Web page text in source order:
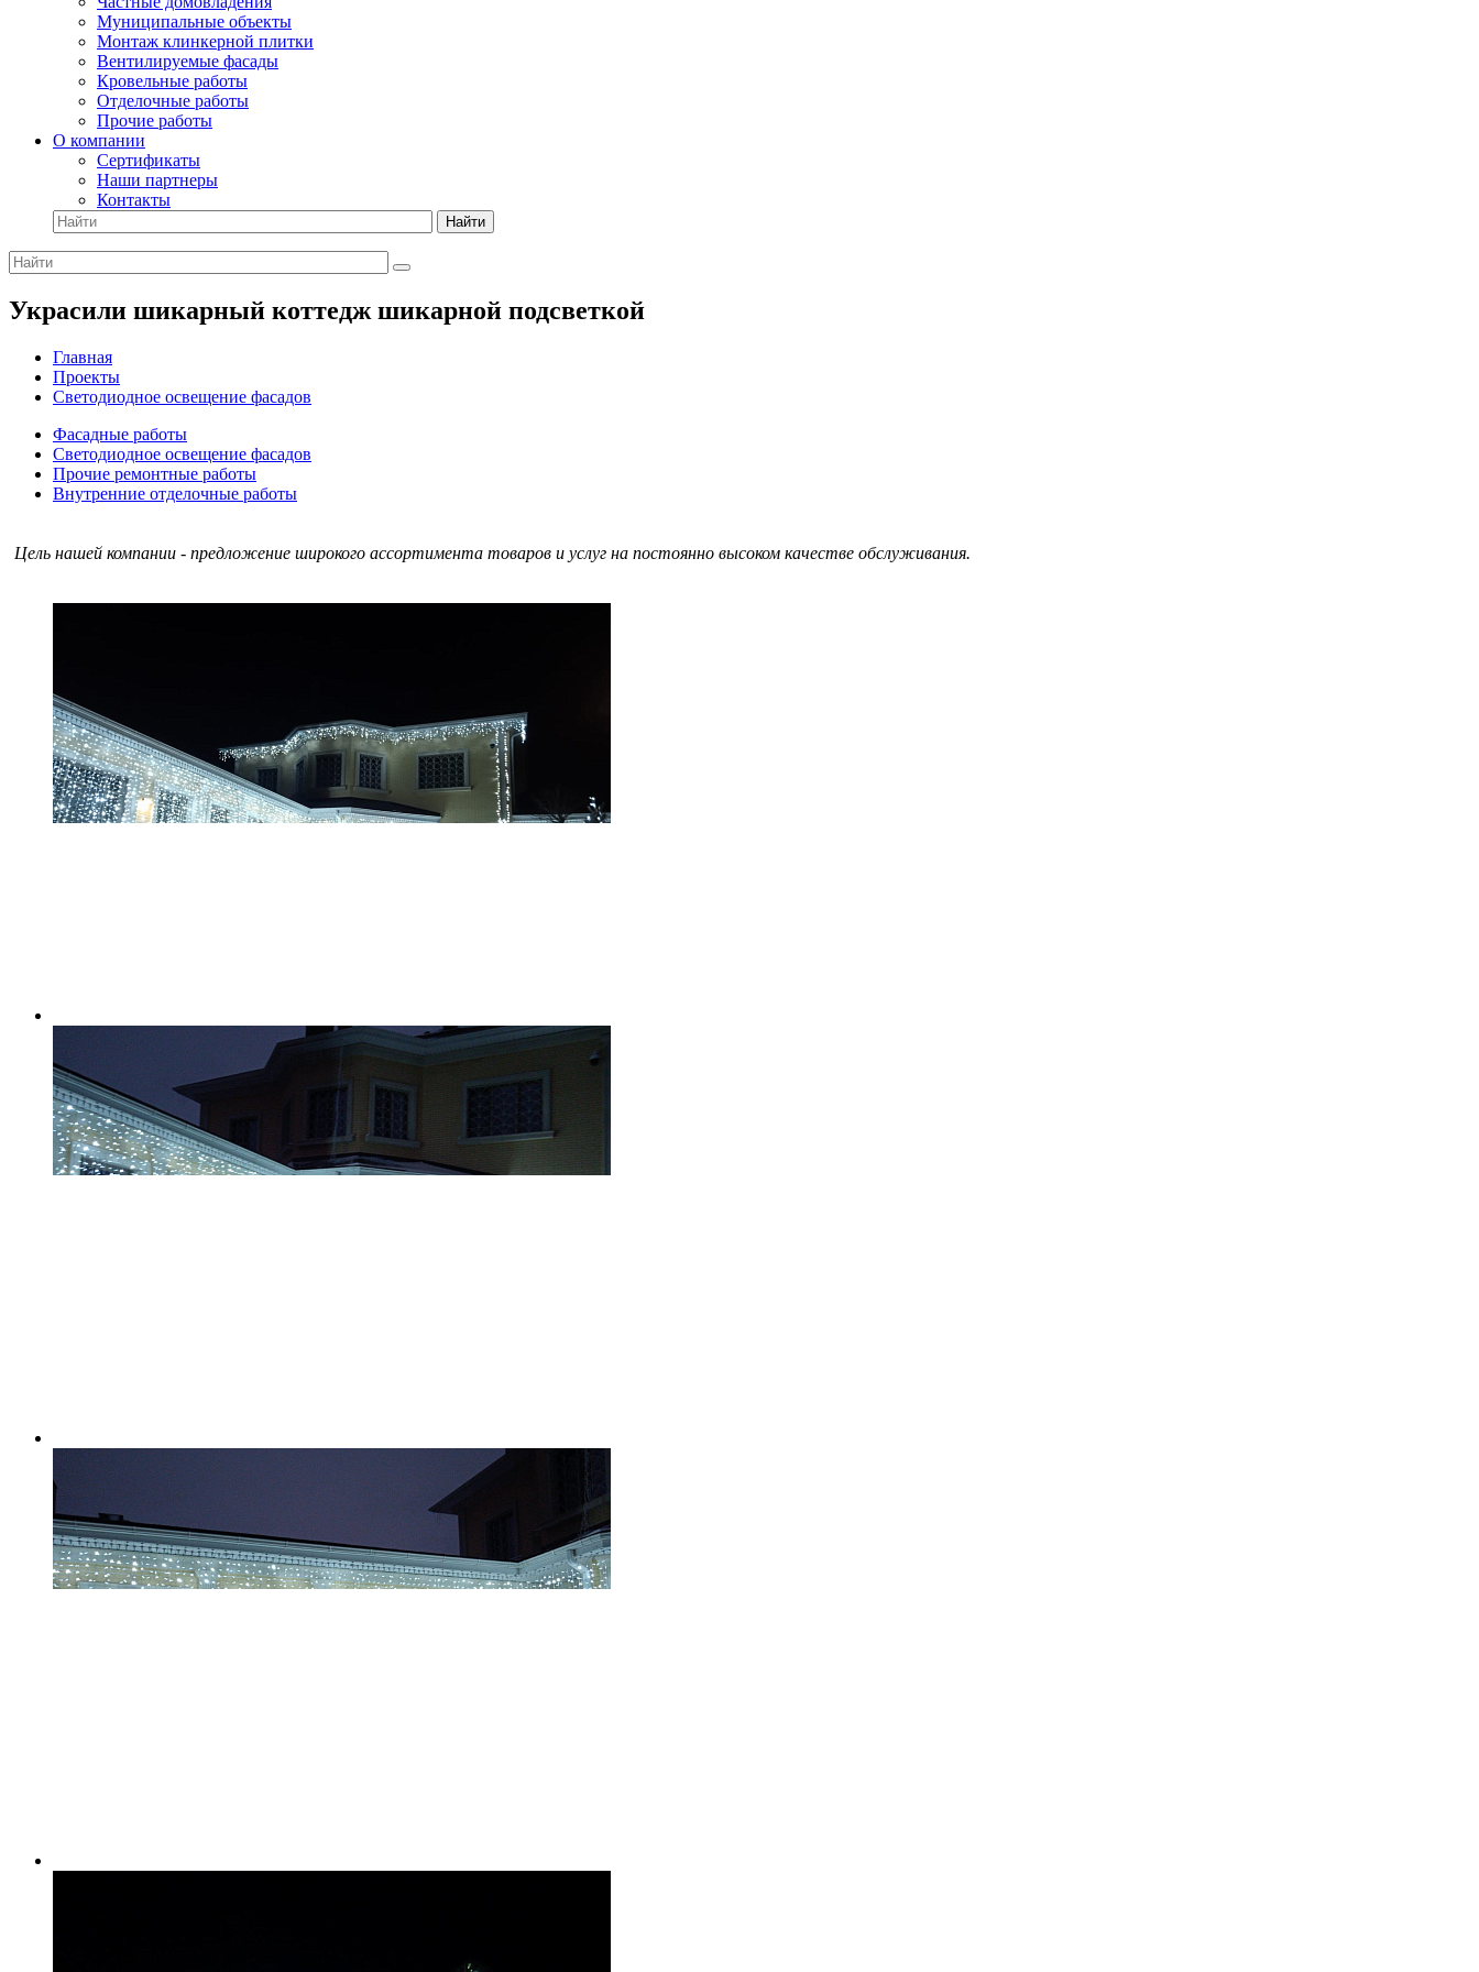
Муниципальные объекты
Монтаж клинкерной плитки
Вентилируемые фасады
Кровельные работы
Отделочные работы
Прочие работы
О компании
Сертификаты
Наши партнеры
Контакты
Найти
Украсили шикарный коттедж шикарной подсветкой
Главная
Проекты
Светодиодное освещение фасадов
Фасадные работы
Светодиодное освещение фасадов
Прочие ремонтные работы
Внутренние отделочные работы
Цель нашей компании - предложение широкого ассортимента товаров и услуг на постоянно высоком качестве обслуживания.